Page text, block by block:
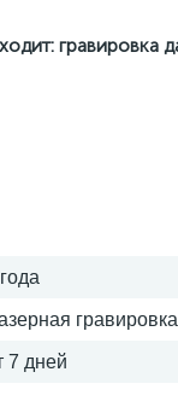
гравировка
7 дней